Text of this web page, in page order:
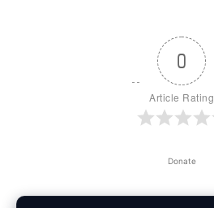
0
Article Rating
Donate